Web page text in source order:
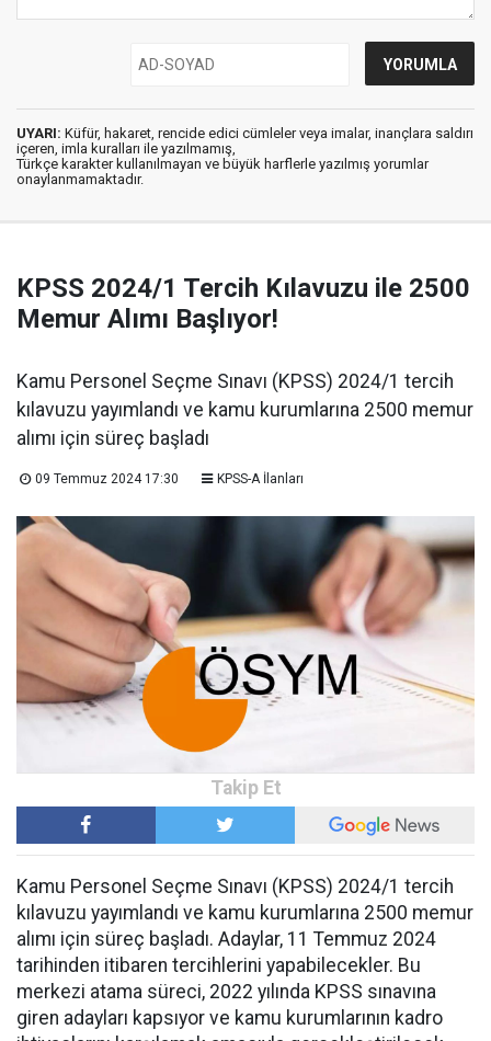
UYARI: Küfür, hakaret, rencide edici cümleler veya imalar, inançlara saldırı
içeren, imla kuralları ile yazılmamış,
Türkçe karakter kullanılmayan ve büyük harflerle yazılmış yorumlar
onaylanmamaktadır.
KPSS 2024/1 Tercih Kılavuzu ile 2500
Memur Alımı Başlıyor!
Kamu Personel Seçme Sınavı (KPSS) 2024/1 tercih
kılavuzu yayımlandı ve kamu kurumlarına 2500 memur
alımı için süreç başladı
09 Temmuz 2024 17:30 KPSS-A İlanları
Kamu Personel Seçme Sınavı (KPSS) 2024/1 tercih
kılavuzu yayımlandı ve kamu kurumlarına 2500 memur
alımı için süreç başladı. Adaylar, 11 Temmuz 2024
tarihinden itibaren tercihlerini yapabilecekler. Bu
merkezi atama süreci, 2022 yılında KPSS sınavına
giren adayları kapsıyor ve kamu kurumlarının kadro